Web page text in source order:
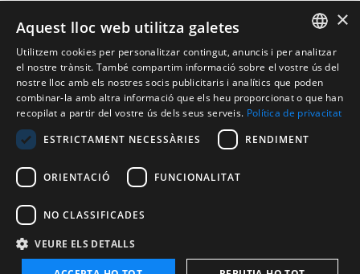
Segueix-nos
Amb el suport de:
CATALAN
ENGLISH
FRENCH
SPANISH
×
Aquest lloc web utilitza galetes
Utilitzem cookies per personalitzar contingut, anuncis i per analitzar
el nostre trànsit. També compartim informació sobre el vostre ús del
nostre lloc amb els nostres socis publicitaris i analítics que poden
combinar-la amb altra informació que els heu proporcionat o que han
recopilat a partir del vostre ús dels seus serveis. Política de privacitat
ESTRICTAMENT NECESSÀRIES
RENDIMENT
ORIENTACIÓ FUNCIONALITAT
NO CLASSIFICADES
VEURE ELS DETALLS